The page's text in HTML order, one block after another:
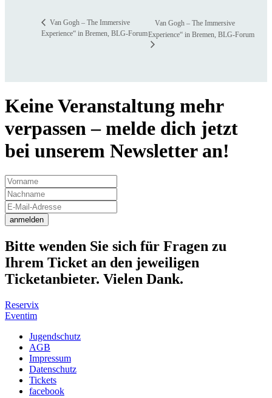
Van Gogh – The Immersive
Experience“ in Bremen, BLG-Forum
Van Gogh – The Immersive
Experience“ in Bremen, BLG-Forum
Keine Veranstaltung mehr
verpassen – melde dich jetzt
bei unserem Newsletter an!
anmelden
Bitte wenden Sie sich für Fragen zu
Ihrem Ticket an den jeweiligen
Ticketanbieter. Vielen Dank.
Reservix
Eventim
Jugendschutz
AGB
Impressum
Datenschutz
Tickets
facebook